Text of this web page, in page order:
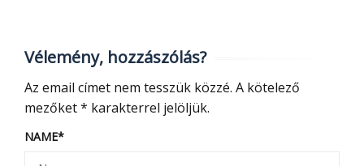
Vélemény, hozzászólás?
Az email címet nem tesszük közzé. A kötelező
mezőket* karakterrel jelöljük.
NAME*